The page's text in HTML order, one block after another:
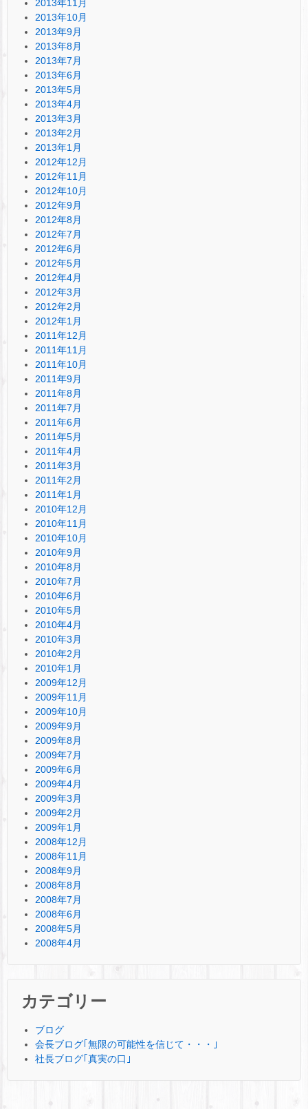
2013年11月
2013年10月
2013年9月
2013年8月
2013年7月
2013年6月
2013年5月
2013年4月
2013年3月
2013年2月
2013年1月
2012年12月
2012年11月
2012年10月
2012年9月
2012年8月
2012年7月
2012年6月
2012年5月
2012年4月
2012年3月
2012年2月
2012年1月
2011年12月
2011年11月
2011年10月
2011年9月
2011年8月
2011年7月
2011年6月
2011年5月
2011年4月
2011年3月
2011年2月
2011年1月
2010年12月
2010年11月
2010年10月
2010年9月
2010年8月
2010年7月
2010年6月
2010年5月
2010年4月
2010年3月
2010年2月
2010年1月
2009年12月
2009年11月
2009年10月
2009年9月
2009年8月
2009年7月
2009年6月
2009年4月
2009年3月
2009年2月
2009年1月
2008年12月
2008年11月
2008年9月
2008年8月
2008年7月
2008年6月
2008年5月
2008年4月
カテゴリー
ブログ
会長ブログ｢無限の可能性を信じて・・・｣
社長ブログ｢真実の口｣